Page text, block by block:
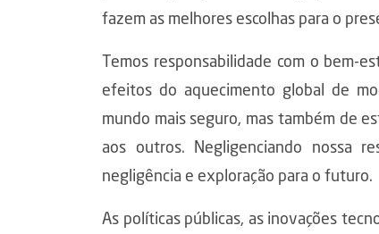
fazem as melhores escolhas para o
Temos responsabilidade com o
efeitos do aquecimento global de
mundo mais seguro, mas também de
aos outros. Negligenciando nossa
negligência e exploração para o futuro.
As políticas públicas, as inovações